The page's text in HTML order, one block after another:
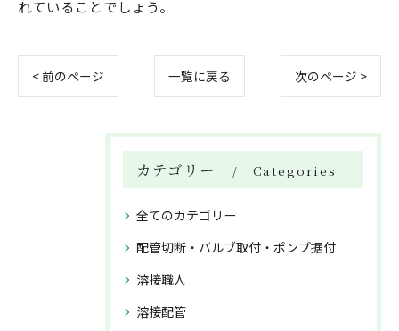
れていることでしょう。
< 前のページ 一覧に戻る 次のページ >
カテゴリー Categories
全てのカテゴリー
配管切断・バルブ取付・ポンプ据付
溶接職人
溶接配管